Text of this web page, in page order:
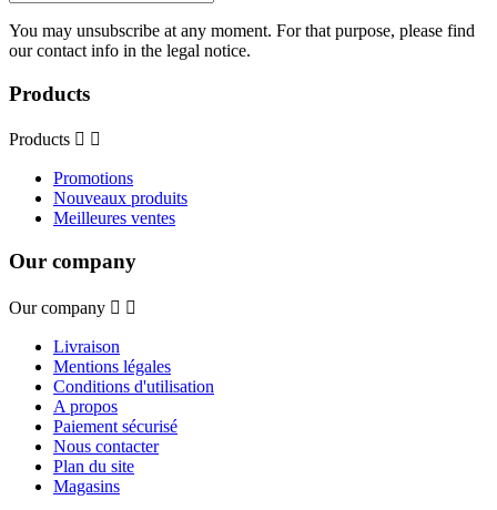
You may unsubscribe at any moment. For that purpose, please find
our contact info in the legal notice.
Products
Products  
Promotions
Nouveaux produits
Meilleures ventes
Our company
Our company  
Livraison
Mentions légales
Conditions d'utilisation
A propos
Paiement sécurisé
Nous contacter
Plan du site
Magasins